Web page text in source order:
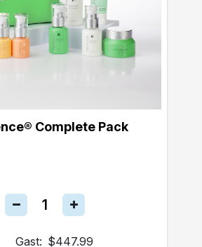
Complete Pack
Gast: $447.99